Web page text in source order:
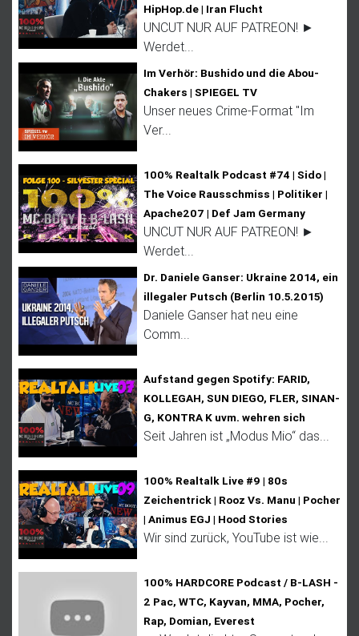
HipHop.de | Iran Flucht
UNCUT NUR AUF PATREON! ►
Werdet...
Im Verhör: Bushido und die Abou-
Chakers | SPIEGEL TV
Unser neues Crime-Format "Im
Ver...
100% Realtalk Podcast #74 | Sido |
The Voice Rausschmiss | Politiker |
Apache207 | Def Jam Germany
UNCUT NUR AUF PATREON! ►
Werdet...
Dr. Daniele Ganser: Ukraine 2014, ein
illegaler Putsch (Berlin 10.5.2015)
Daniele Ganser hat neu eine
Comm...
Aufstand gegen Spotify: FARID,
KOLLEGAH, SUN DIEGO, FLER, SINAN-
G, KONTRA K uvm. wehren sich
Seit Jahren ist „Modus Mio“ das...
100% Realtalk Live #9 | 80s
Zeichentrick | Rooz Vs. Manu | Pocher
| Animus EGJ | Hood Stories
Wir sind zurück, YouTube ist wie...
100% HARDCORE Podcast / B-LASH -
2 Pac, WTC, Kayvan, MMA, Pocher,
Rap, Domian, Everest